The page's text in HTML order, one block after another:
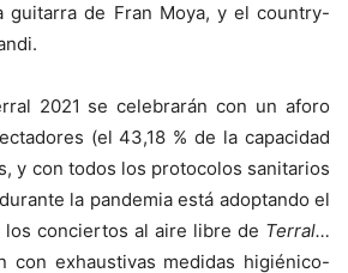
guitarra de Fran Moya, y el country-
2021 se celebrarán con un aforo
(el 43,18 % de la capacidad
y con todos los protocolos sanitarios
la pandemia está adoptando el
los conciertos al aire libre de Terral…
con exhaustivas medidas higiénico-